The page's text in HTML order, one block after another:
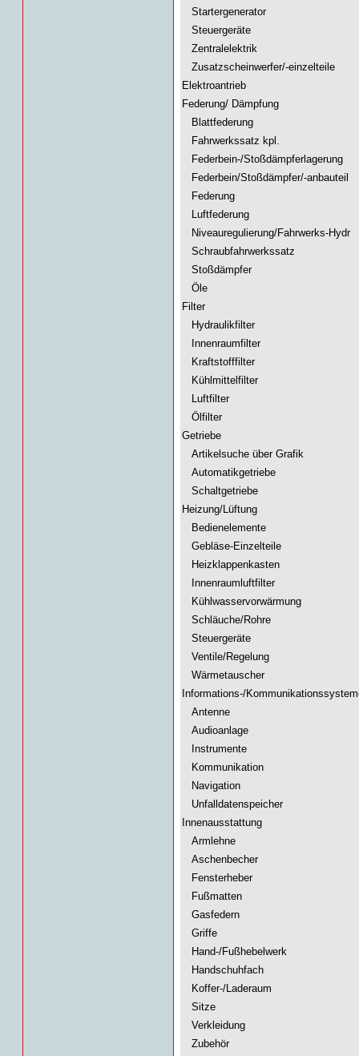
Startergenerator
Steuergeräte
Zentralelektrik
Zusatzscheinwerfer/-einzelteile
Elektroantrieb
Federung/ Dämpfung
Blattfederung
Fahrwerkssatz kpl.
Federbein-/Stoßdämpferlagerung
Federbein/Stoßdämpfer/-anbauteil
Federung
Luftfederung
Niveauregulierung/Fahrwerks-Hydr
Schraubfahrwerkssatz
Stoßdämpfer
Öle
Filter
Hydraulikfilter
Innenraumfilter
Kraftstofffilter
Kühlmittelfilter
Luftfilter
Ölfilter
Getriebe
Artikelsuche über Grafik
Automatikgetriebe
Schaltgetriebe
Heizung/Lüftung
Bedienelemente
Gebläse-Einzelteile
Heizklappenkasten
Innenraumluftfilter
Kühlwasservorwärmung
Schläuche/Rohre
Steuergeräte
Ventile/Regelung
Wärmetauscher
Informations-/
Antenne
Audioanlage
Instrumente
Kommunikation
Navigation
Unfalldatenspeicher
Innenausstattung
Armlehne
Aschenbecher
Fensterheber
Fußmatten
Gasfedern
Griffe
Hand-/Fußhebelwerk
Handschuhfach
Koffer-/Laderaum
Sitze
Verkleidung
Zubehör